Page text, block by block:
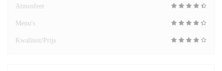
Atmosfeer
Menu's
Kwaliteit/Prijs